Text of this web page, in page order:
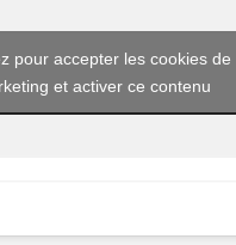
pour accepter les cookies de
et activer ce contenu